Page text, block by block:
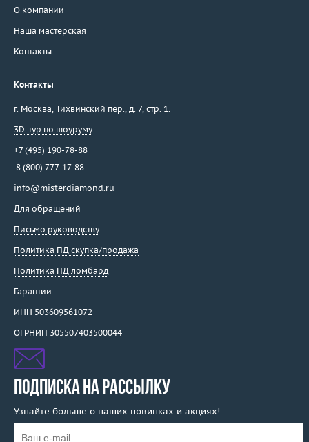
О компании
Наша мастерская
Контакты
Контакты
г. Москва, Тихвинский пер., д. 7, стр. 1.
3D-тур по шоуруму
+7 (495) 190-78-88
8 (800) 777-17-88
info@misterdiamond.ru
Для обращений
Письмо руководству
Политика ПД скупка/продажа
Политика ПД ломбард
Гарантии
ИНН 503609561072
ОГРНИП 305507403500044
ПОДПИСКА НА РАССЫЛКУ
Узнайте больше о наших новинках и акциях!